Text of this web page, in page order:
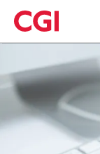
Skip
to
main